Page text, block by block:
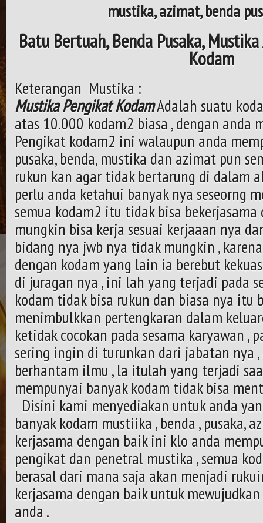
mustika, azimat, benda
Batu Bertuah, Benda Pusaka,
Kodam
Keterangan Mustika :
Mustika Pengikat KodamAdalah suatu
atas 10.000 kodam2 biasa , dengan anda
Pengikat kodam2 ini walaupun anda
pusaka, benda, mustika dan azimat pun
rukun kan agar tidak bertarung di dalam
perlu anda ketahui banyak nya seseorng
semua kodam2 itu tidak bisa bekerjasama
mungkin bisa kerja sesuai kerjaaan nya
bidang nya jwb nya tidak mungkin ,
dengan kodam yang lain ia berebut
di juragan nya , ini lah yang terjadi pada
kodam tidak bisa rukun dan biasa nya
menimbulkkan pertengkaran dalam
ketidak cocokan pada sesama karyawan ,
sering ingin di turunkan dari jabatan nya
berhantam ilmu , la itulah yang terjadi
mempunyai banyak kodam tidak bisa
Disini kami menyediakan untuk anda
banyak kodam mustiika , benda , pusaka,
kerjasama dengan baik ini klo anda
pengikat dan penetral mustika , semua
berasal dari mana saja akan menjadi
kerjasama dengan baik untuk
anda .